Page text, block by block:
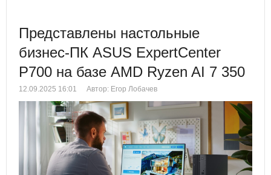
Представлены настольные
бизнес-ПК ASUS ExpertCenter
P700 на базе AMD Ryzen AI 7 350
12.09.2025 16:01 Автор: Егор Лобачев